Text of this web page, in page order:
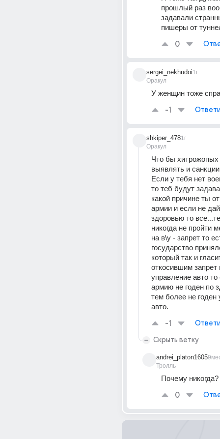
прошлый раз
задавали
пишеры от
0
sergei_nekhudoi
Оракул
1г
У женщин тоже
-1
shkiper_478
Оракул
1г
Что бы
выявлять и
Если у тебя нет
то теб будут
какой причине ты
армии и если не
здоровью то
никогда не пройти
на в\у - запрет то
государство
который так и
откосившим запрет
управление авто то
армию не годен по
тем более не годен
авто.
-1
Скрыть ветку
andrei_platon1605
Тролль
Почему никогда?
0